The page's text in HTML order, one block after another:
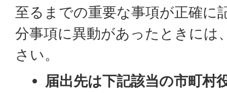
至るまでの重要な事項が正確に
分事項に異動があったときには
さい。
届出先は下記該当の市町村